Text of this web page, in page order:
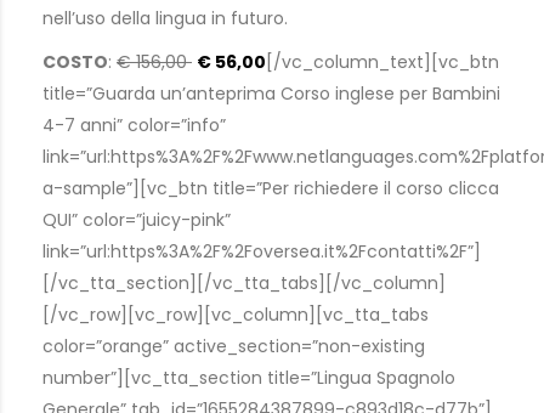
nell’uso della lingua in futuro.
COSTO: € 156,00 € 56,00 [/vc_column_text][vc_btn
title=”Guarda un’anteprima Corso inglese per Bambini
4-7 anni” color=”info”
a-sample”][vc_btn title=”Per richiedere il corso clicca
QUI” color=”juicy-pink”
link=”url:https%3A%2F%2Foversea.it%2Fcontatti%2F”]
[/vc_tta_section][/vc_tta_tabs][/vc_column]
[/vc_row][vc_row][vc_column][vc_tta_tabs
color=”orange” active_section=”non-existing
number”][vc_tta_section title=”Lingua Spagnolo